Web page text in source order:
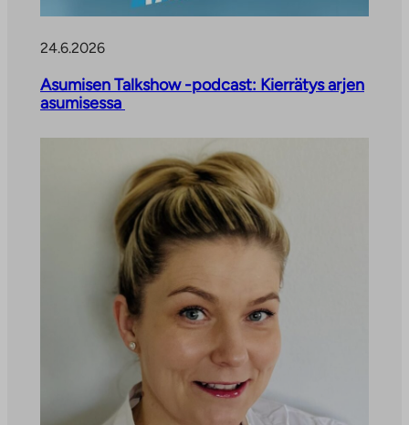
24.6.2026
Asumisen Talkshow -podcast: Kierrätys arjen
asumisessa